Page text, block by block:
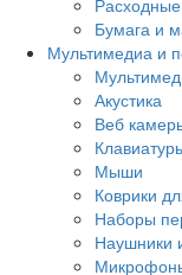
Бумага и
Мультимедиа и
Акустика
Веб
Мыши
Коврики
Наборы
Наушники